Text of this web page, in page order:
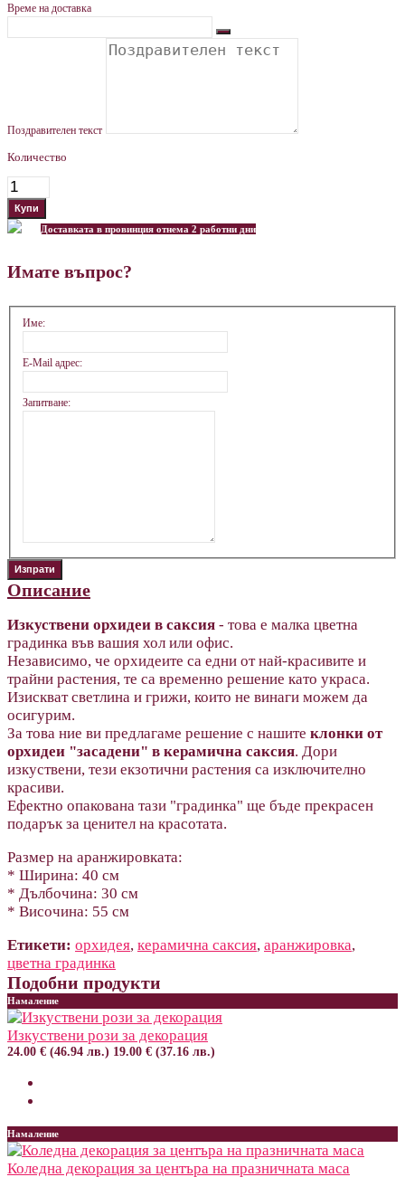
Време на доставка
Поздравителен текст
Количество
Доставката в провинция отнема 2 работни дни
Имате въпрос?
Име:
E-Mail адрес:
Запитване:
Описание
Изкуствени орхидеи в саксия - това е малка цветна
градинка във вашия хол или офис.
Независимо, че орхидеите са едни от най-красивите и
трайни растения, те са временно решение като украса.
Изискват светлина и грижи, които не винаги можем да
осигурим.
За това ние ви предлагаме решение с нашите клонки от
орхидеи "засадени" в керамична саксия. Дори
изкуствени, тези екзотични растения са изключително
красиви.
Ефектно опакована тази "градинка" ще бъде прекрасен
подарък за ценител на красотата.
Размер на аранжировката:
* Ширина: 40 см
* Дълбочина: 30 см
* Височина: 55 см
Етикети: орхидея, керамична саксия, аранжировка,
цветна градинка
Подобни продукти
Намаление
Изкуствени рози за декорация
24.00 € (46.94 лв.) 19.00 € (37.16 лв.)
Намаление
Коледна декорация за центъра на празничната маса